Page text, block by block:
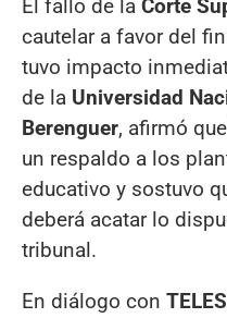
El fallo de la Corte
cautelar a favor del
tuvo impacto
de la Universidad
Berenguer, afirmó
un respaldo a los
educativo y sostuvo
deberá acatar lo
tribunal.
En diálogo con